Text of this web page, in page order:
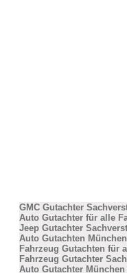
GMC Gutachter
Auto Gutachter für alle
Jeep Gutachter
Auto Gutachten
Fahrzeug Gutachten für
Fahrzeug Gutachter
Auto Gutachter